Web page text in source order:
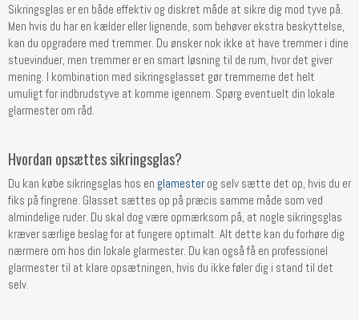
Sikringsglas er en både effektiv og diskret måde at sikre dig mod tyve på.
Men hvis du har en kælder eller lignende, som behøver ekstra beskyttelse,
kan du opgradere med tremmer. Du ønsker nok ikke at have tremmer i dine
stuevinduer, men tremmer er en smart løsning til de rum, hvor det giver
mening. I kombination med sikringsglasset gør tremmerne det helt
umuligt for indbrudstyve at komme igennem. Spørg eventuelt din lokale
glarmester om råd.
Hvordan opsættes sikringsglas?
Du kan købe sikringsglas hos en glamesterog selv sætte det op, hvis du er
fiks på fingrene. Glasset sættes op på præcis samme måde som ved
almindelige ruder. Du skal dog være opmærksom på, at nogle sikringsglas
kræver særlige beslag for at fungere optimalt. Alt dette kan du forhøre dig
nærmere om hos din lokale glarmester. Du kan også få en professionel
glarmester til at klare opsætningen, hvis du ikke føler dig i stand til det
selv.